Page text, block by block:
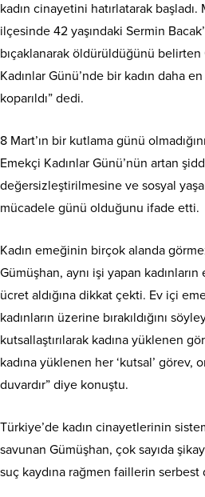
kadın cinayetini hatırlatarak başladı.
ilçesinde 42 yaşındaki Sermin
bıçaklanarak öldürüldüğünü belirten
Kadınlar Günü’nde bir kadın daha
koparıldı” dedi.
8 Mart’ın bir kutlama günü
Emekçi Kadınlar Günü’nün artan
değersizleştirilmesine ve sosyal
mücadele günü olduğunu ifade etti.
Kadın emeğinin birçok alanda
Gümüşhan, aynı işi yapan
ücret aldığına dikkat çekti. Ev içi
kadınların üzerine bırakıldığını
kutsallaştırılarak kadına yüklenen
kadına yüklenen her ‘kutsal’ görev,
duvardır” diye konuştu.
Türkiye’de kadın cinayetlerinin
savunan Gümüşhan, çok sayıda
suç kaydına rağmen faillerin